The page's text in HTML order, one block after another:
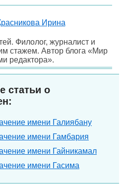
Ирина
Филолог, журналист и
стажем. Автор блога «Мир
редактора».
статьи о
имени Галиябану
имени Гамбария
имени Гайникамал
имени Гасима